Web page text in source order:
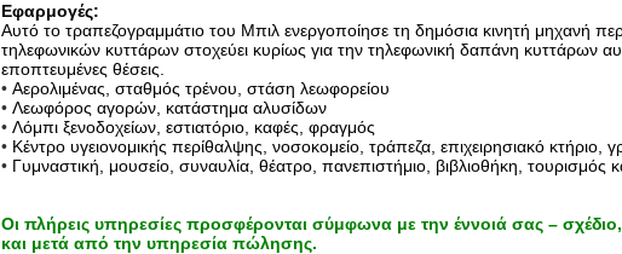
Εφαρμογές:
Αυτό το τραπεζογραμμάτιο του Μπιλ ενεργοποίησε τη δημόσια κινητή μηχανή
τηλεφωνικών κυττάρων στοχεύει κυρίως για την τηλεφωνική δαπάνη κυττάρων
εποπτευμένες θέσεις.
• Αερολιμένας, σταθμός τρένου, στάση λεωφορείου
• Λεωφόρος αγορών, κατάστημα αλυσίδων
• Λόμπι ξενοδοχείων, εστιατόριο, καφές, φραγμός
• Κέντρο υγειονομικής περίθαλψης, νοσοκομείο, τράπεζα, επιχειρησιακό κτήριο,
• Γυμναστική, μουσείο, συναυλία, θέατρο, πανεπιστήμιο, βιβλιοθήκη, τουρισμός
Οι πλήρεις υπηρεσίες προσφέρονται σύμφωνα με την έννοιά σας –
και μετά από την υπηρεσία πώλησης.